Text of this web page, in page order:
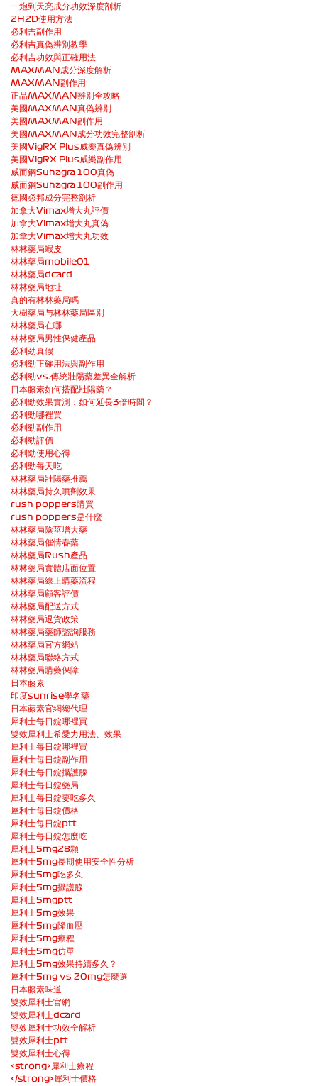
一炮到天亮成分功效深度剖析
2H2D使用方法
必利吉副作用
必利吉真偽辨別教學
必利吉功效與正確用法
MAXMAN成分深度解析
MAXMAN副作用
正品MAXMAN辨別全攻略
美國MAXMAN真偽辨別
美國MAXMAN副作用
美國MAXMAN成分功效完整剖析
美國VigRX Plus威樂真偽辨別
美國VigRX Plus威樂副作用
威而鋼Suhagra 100真偽
威而鋼Suhagra 100副作用
德國必邦成分完整剖析
加拿大Vimax增大丸評價
加拿大Vimax增大丸真偽
加拿大Vimax增大丸功效
林林藥局蝦皮
林林藥局mobile01
林林藥局dcard
林林藥局地址
真的有林林藥局嗎
大樹藥局与林林藥局區別
林林藥局在哪
林林藥局男性保健產品
必利劲真假
必利勁正確用法與副作用
必利勁vs.傳統壯陽藥差異全解析
日本藤素如何搭配壯陽藥？
必利勁效果實測：如何延長3倍時間？
必利勁哪裡買
必利勁副作用
必利勁評價
必利勁使用心得
必利勁每天吃
林林藥局壯陽藥推薦
林林藥局持久噴劑效果
rush poppers購買
rush poppers是什麼
林林藥局陰莖增大藥
林林藥局催情春藥
林林藥局Rush產品
林林藥局實體店面位置
林林藥局線上購藥流程
林林藥局顧客評價
林林藥局配送方式
林林藥局退貨政策
林林藥局藥師諮詢服務
林林藥局官方網站
林林藥局聯絡方式
林林藥局購藥保障
日本藤素
印度sunrise學名藥
日本藤素官網總代理
犀利士每日錠哪裡買
雙效犀利士希愛力用法、效果
犀利士每日錠哪裡買
犀利士每日錠副作用
犀利士每日錠攝護腺
犀利士每日錠藥局
犀利士每日錠要吃多久
犀利士每日錠價格
犀利士每日錠ptt
犀利士每日錠怎麼吃
犀利士5mg28顆
犀利士5mg長期使用安全性分析
犀利士5mg吃多久
犀利士5mg攝護腺
犀利士5mgptt
犀利士5mg效果
犀利士5mg降血壓
犀利士5mg療程
犀利士5mg仿單
犀利士5mg效果持續多久？
犀利士5mg vs 20mg怎麼選
日本藤素味道
雙效犀利士官網
雙效犀利士dcard
雙效犀利士功效全解析
雙效犀利士ptt
雙效犀利士心得
<strong>犀利士療程
</strong> 犀利士價格